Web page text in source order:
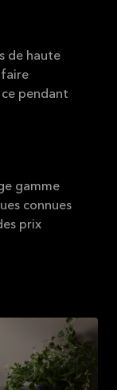
de haute
pendant
gamme
connues
prix